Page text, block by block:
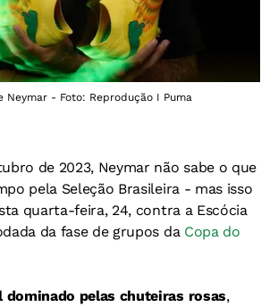
Neymar - Foto: Reprodução I Puma
de 2023, Neymar não sabe o que
pela Seleção Brasileira - mas isso
quarta-feira, 24, contra a Escócia
da fase de grupos da Copa do
dominado pelas chuteiras rosas,